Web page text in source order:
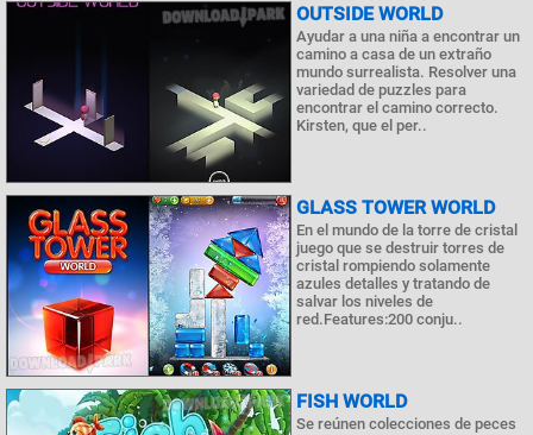
OUTSIDE WORLD
Ayudar a una niña a encontrar un
camino a casa de un extraño
mundo surrealista. Resolver una
variedad de puzzles para
encontrar el camino correcto.
Kirsten, que el per..
GLASS TOWER WORLD
En el mundo de la torre de cristal
juego que se destruir torres de
cristal rompiendo solamente
azules detalles y tratando de
salvar los niveles de
red.Features:200 conju..
FISH WORLD
Se reúnen colecciones de peces